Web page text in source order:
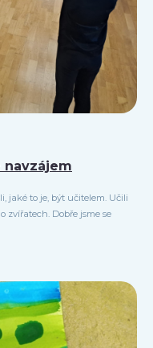
navzájem
jaké to je, být učitelem. Učili
zvířatech. Dobře jsme se